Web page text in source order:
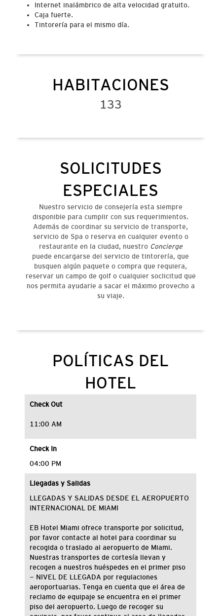
Internet inalámbrico de alta velocidad gratuito.
Caja fuerte.
Tintorería para el mismo día.
HABITACIONES
133
SOLICITUDES
ESPECIALES
Nuestro servicio de consejería esta siempre
disponible para cumplir con sus requerimientos.
Además de coordinar su servicio de transporte,
servicio de Spa o reserva en cualquier evento o
restaurante en la ciudad, nuestro Concierge
puede encargarse del servicio de tintorería, que
busquen algún paquete o compra que requiera,
reservar un campo de golf o cualquier soclicitud que
nos permita ayudarle a sacar el máximo provecho a
su viaje.
POLÍTICAS DEL
HOTEL
Check Out
11:00 AM
Check In
04:00 PM
Llegadas y Salidas
LLEGADAS Y SALIDAS DESDE EL AEROPUERTO
INTERNACIONAL DE MIAMI
EB Hotel Miami ofrece transporte por solicitud,
por favor contacte al hotel para coordinar su
recogida o traslado al aeropuerto de Miami.
Nuestras transportes de cortesía llevan y
recogen a nuestros huéspedes en el primer piso
- NIVEL DE LLEGADA por regulaciones
aeroportuarias. Tenga en cuenta que el área de
reclamo de equipaje se encuentra en el primer
piso del aeropuerto. Luego de recoger su